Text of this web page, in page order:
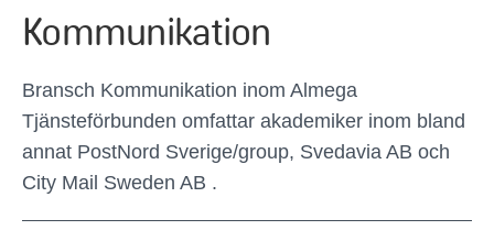
Kommunikation
Bransch Kommunikation inom Almega
Tjänsteförbunden omfattar akademiker inom bland
annat PostNord Sverige/group, Svedavia AB och
City Mail Sweden AB .